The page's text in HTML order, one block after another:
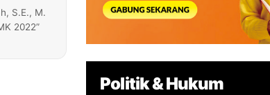
S.E., M.
2022”
Politik & Hukum